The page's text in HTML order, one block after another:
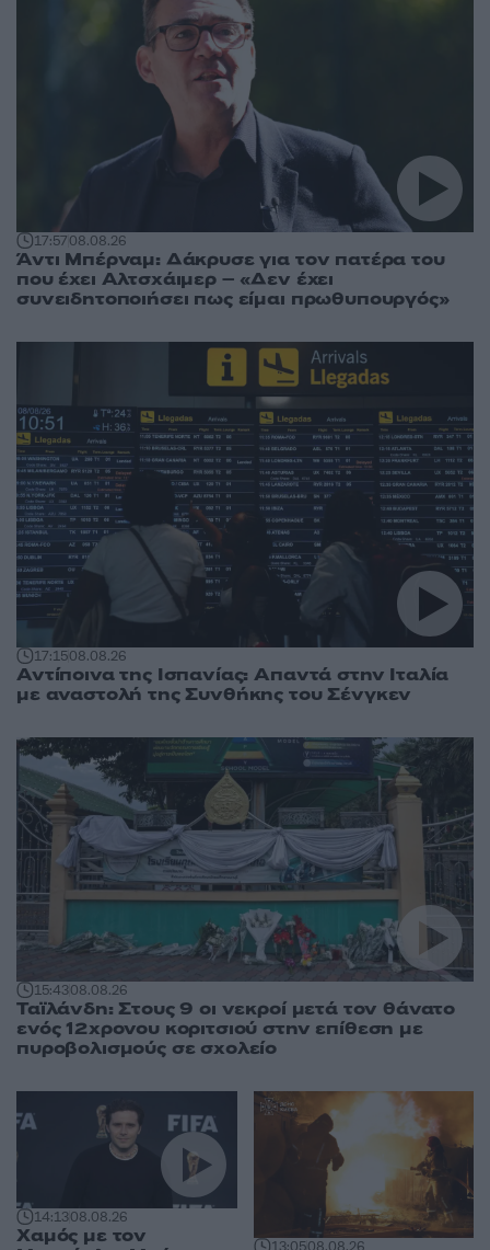
17:5708.08.26
Άντι Μπέρναμ: Δάκρυσε για τον πατέρα του
που έχει Αλτσχάιμερ – «Δεν έχει
συνειδητοποιήσει πως είμαι πρωθυπουργός»
17:1508.08.26
Αντίποινα της Ισπανίας: Απαντά στην Ιταλία
με αναστολή της Συνθήκης του Σένγκεν
15:4308.08.26
Ταϊλάνδη: Στους 9 οι νεκροί μετά τον θάνατο
ενός 12χρονου κοριτσιού στην επίθεση με
πυροβολισμούς σε σχολείο
14:1308.08.26
Χαμός με τον